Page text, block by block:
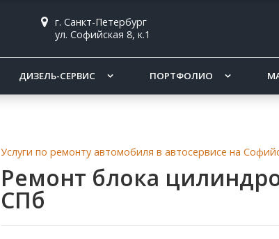
г. Санкт-Петербург
ул. Софийская 8, к.1
ДИЗЕЛЬ-СЕРВИС ПОРТФОЛИО
Услуги по ремонту автомобиля в автосервисе на
Ремонт блока
СПб